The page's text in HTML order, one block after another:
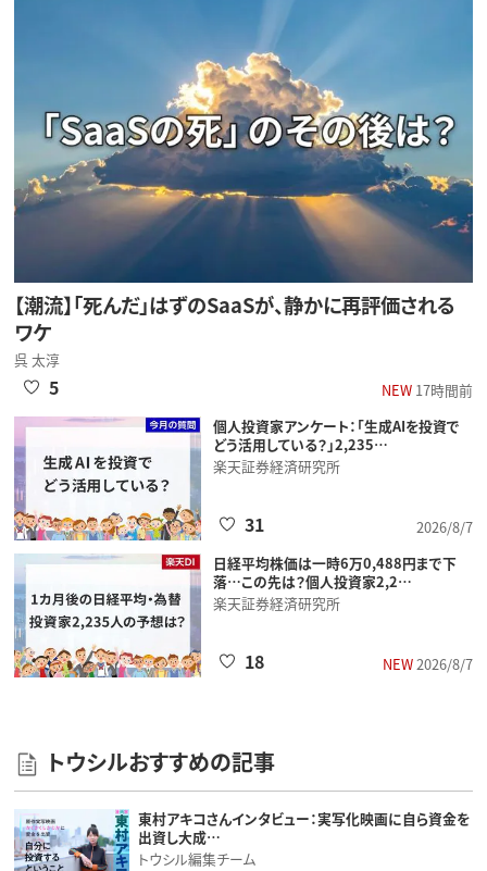
【潮流】「死んだ」はずのSaaSが、静かに再評価される
ワケ
呉 太淳
NEW17時間前
5
個人投資家アンケート：「生成AIを投資で
どう活用している？」2,235…
楽天証券経済研究所
2026/8/7
31
日経平均株価は一時6万0,488円まで下
落…この先は？個人投資家2,2…
楽天証券経済研究所
NEW2026/8/7
18
トウシルおすすめの記事
東村アキコさんインタビュー：実写化映画に自ら資金を
出資し大成…
トウシル編集チーム